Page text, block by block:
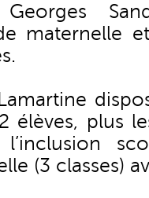
Georges
maternelle
élèves, plus
(3 classes)